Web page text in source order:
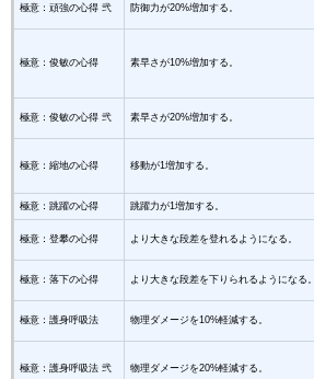
極意：頑強の心得 弐 防御力が20%増加する。
極意：俊敏の心得 素早さが10%増加する。
極意：俊敏の心得 弐 素早さが20%増加する。
極意：縮地の心得 移動が1増加する。
極意：跳躍の心得 跳躍力が1増加する。
極意：登攀の心得 より大きな段差を登れるようになる。
極意：落下の心得 より大きな段差を下りられるようになる。
極意：護身呼吸法 物理ダメージを10%軽減する。
極意：護身呼吸法 弐 物理ダメージを20%軽減する。